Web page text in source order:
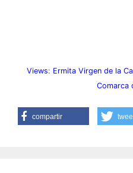
Views: Ermita Virgen de la
Comarca
compartir